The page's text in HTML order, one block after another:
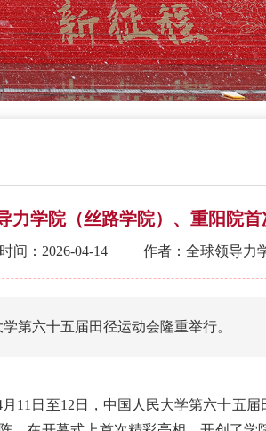
力学院（丝路学院）、重阳院
间：2026-04-14 作者：全球领导力
第六十五届田径运动会隆重举行。
11日至12日，中国人民大学第六十五